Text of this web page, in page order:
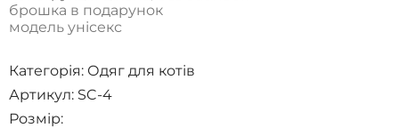
брошка в подарунок
модель унісекс
Категорія: Одяг для котів
Артикул: SC-4
Розмір: